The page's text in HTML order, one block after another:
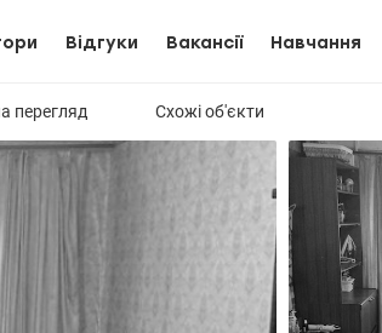
Відгуки Вакансії Навчання
перегляд Схожі об'єкти